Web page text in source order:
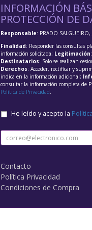
INFORMACIÓN
PROTECCIÓN DE
Responsable: PRADO SALGUEIRO,
Finalidad: Responder las consultas
información solicitada; Legitimación
Destinatarios: Solo se realizan
Derechos: Acceder, rectificar y
indica en la información adicional;
consultar la información completa de
Política de Privacidad.
He leído y acepto la
Contacto
Política Privacidad
Condiciones de Compra